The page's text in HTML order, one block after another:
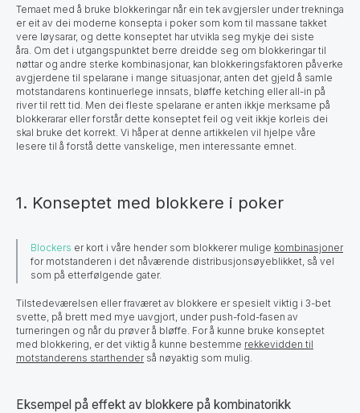
Temaet med å bruke blokkeringar når ein tek avgjersler under trekninga
er eit av dei moderne konsepta i poker som kom til massane takket
vere løysarar, og dette konseptet har utvikla seg mykje dei siste
åra. Om det i utgangspunktet berre dreidde seg om blokkeringar til
nøttar og andre sterke kombinasjonar, kan blokkeringsfaktoren påverke
avgjerdene til spelarane i mange situasjonar, anten det gjeld å samle
motstandarens kontinuerlege innsats, bløffe ketching eller all-in på
river til rett tid. Men dei fleste spelarane er anten ikkje merksame på
blokkerarar eller forstår dette konseptet feil og veit ikkje korleis dei
skal bruke det korrekt. Vi håper at denne artikkelen vil hjelpe våre
lesere til å forstå dette vanskelige, men interessante emnet.
1. Konseptet med blokkere i poker
Blockers er kort i våre hender som blokkerer mulige kombinasjoner
for motstanderen i det nåværende distribusjonsøyeblikket, så vel
som på etterfølgende gater.
Tilstedeværelsen eller fraværet av blokkere er spesielt viktig i 3-bet
svette, på brett med mye uavgjort, under push-fold-fasen av
turneringen og når du prøver å bløffe. For å kunne bruke konseptet
med blokkering, er det viktig å kunne bestemme rekkevidden til
motstanderens starthender så nøyaktig som mulig.
Eksempel på effekt av blokkere på kombinatorikk